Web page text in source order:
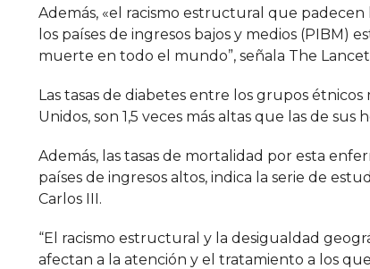
Además, «el racismo estructural que
los países de ingresos bajos y medios (PIBM)
muerte en todo el mundo”, señala The
Las tasas de diabetes entre los grupos
Unidos, son 1,5 veces más altas que las de sus
Además, las tasas de mortalidad por esta
países de ingresos altos, indica la serie de
Carlos III.
“El racismo estructural y la desigualdad
afectan a la atención y el tratamiento a los